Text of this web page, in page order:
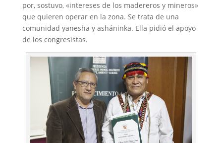
por, sostuvo, «intereses de los madereros y mineros»
que quieren operar en la zona. Se trata de una
comunidad yanesha y asháninka. Ella pidió el apoyo
de los congresistas.